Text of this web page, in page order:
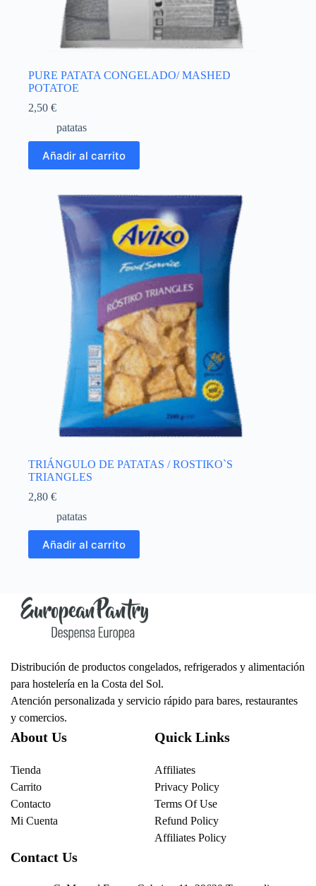
PURE PATATA CONGELADO/ MASHED
POTATOE
2,50 €
patatas
Añadir al carrito
TRIÁNGULO DE PATATAS / ROSTIKO`S
TRIANGLES
2,80 €
patatas
Añadir al carrito
Distribución de productos congelados, refrigerados y alimentación
para hostelería en la Costa del Sol.
Atención personalizada y servicio rápido para bares, restaurantes
y comercios.
About Us
Tienda
Carrito
Contacto
Mi Cuenta
Quick Links
Affiliates
Privacy Policy
Terms Of Use
Refund Policy
Affiliates Policy
Contact Us